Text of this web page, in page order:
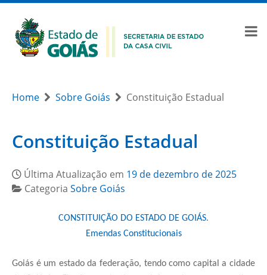
Home Sobre Goiás Constituição Estadual
Constituição Estadual
Última Atualização em 19 de dezembro de 2025
Categoria Sobre Goiás
CONSTITUIÇÃO DO ESTADO DE GOIÁS.
Emendas Constitucionais
Goiás é um estado da federação, tendo como capital a cidade